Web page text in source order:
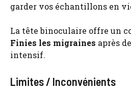
garder vos échantillons en
La tête binoculaire offre un
Finies les migraines après
intensif.
Limites / Inconvénients